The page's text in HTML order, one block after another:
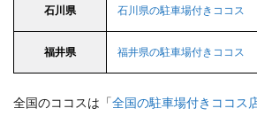
石川県 石川県の駐車場付きココス
福井県 福井県の駐車場付きココス
全国のココスは「全国の駐車場付きココス